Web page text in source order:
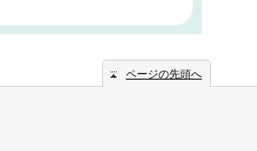
ページの先頭へ